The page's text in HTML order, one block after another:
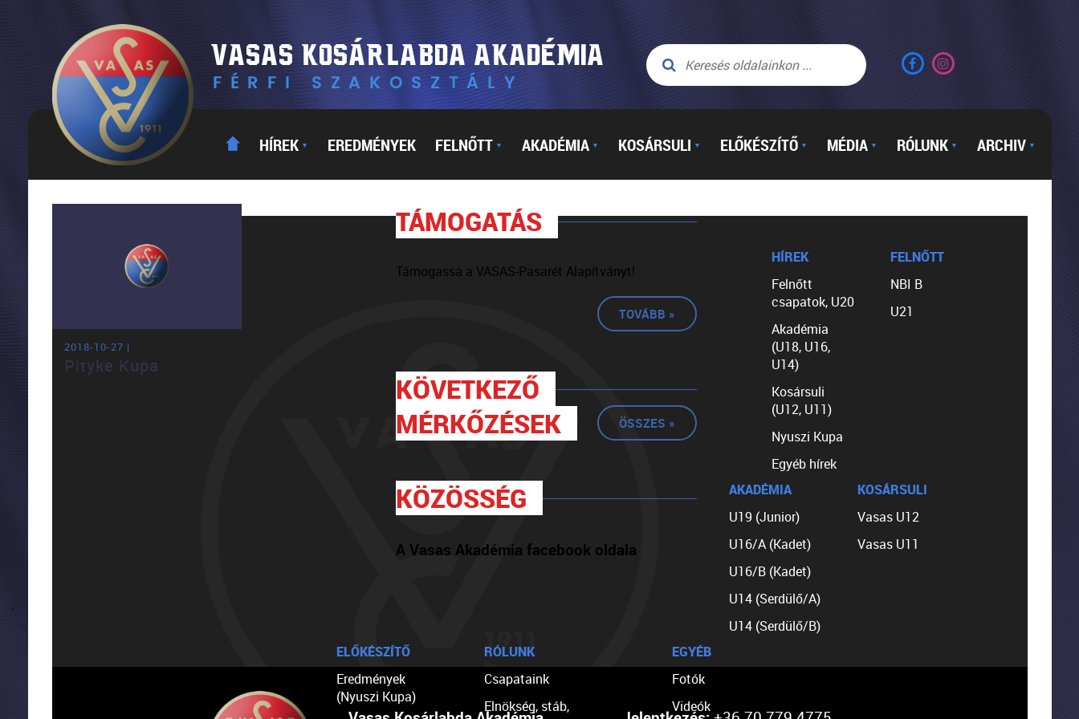
HÍREK ▼ EREDMÉNYEK FELNŐTT ▼ AKADÉMIA ▼ KOSÁRSULI ▼ ELŐKÉSZÍTŐ ▼ MÉDIA ▼ RÓLUNK ▼ ARCHIV ▼
2018-10-27 |
Pityke Kupa
TÁMOGATÁS
Támogassa a VASAS-Pasarét Alapítványt!
TOVÁBB »
KÖVETKEZŐ
MÉRKŐZÉSEK
ÖSSZES »
KÖZÖSSÉG
A Vasas Akadémia facebook oldala
HÍREK
Felnőtt
csapatok, U20
Akadémia
(U18, U16,
U14)
Kosársuli
(U12, U11)
Nyuszi Kupa
Egyéb hírek
FELNŐTT
NBI B
U21
AKADÉMIA
U19 (Junior)
U16/A (Kadet)
U16/B (Kadet)
U14 (Serdülő/A)
U14 (Serdülő/B)
KOSÁRSULI
Vasas U12
Vasas U11
ELŐKÉSZÍTŐ
Eredmények
(Nyuszi Kupa)
RÓLUNK
Csapataink
Elnökség, stáb,
EGYÉB
Fotók
Videók